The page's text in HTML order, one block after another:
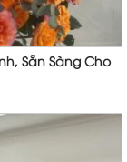
Sẵn Sàng Cho